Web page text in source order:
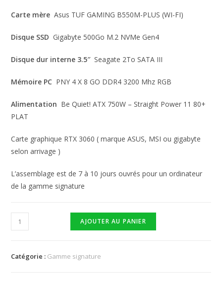
Carte mère Asus TUF GAMING B550M-PLUS (WI-FI)
Disque SSD Gigabyte 500Go M.2 NVMe Gen4
Disque dur interne 3.5″Seagate 2To SATA III
Mémoire PC PNY 4 X 8 GO DDR4 3200 Mhz RGB
Alimentation Be Quiet! ATX 750W – Straight Power 11 80+
PLAT
Carte graphique RTX 3060 ( marque ASUS, MSI ou gigabyte
selon arrivage )
L’assemblage est de 7 à 10 jours ouvrés pour un ordinateur
de la gamme signature
AJOUTER AU PANIER
Catégorie : Gamme signature